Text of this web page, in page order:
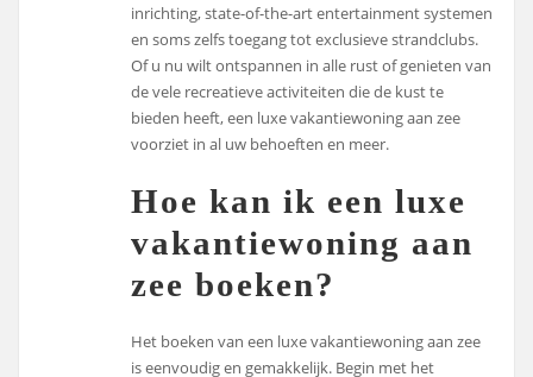
inrichting, state-of-the-art entertainment systemen
en soms zelfs toegang tot exclusieve strandclubs.
Of u nu wilt ontspannen in alle rust of genieten van
de vele recreatieve activiteiten die de kust te
bieden heeft, een luxe vakantiewoning aan zee
voorziet in al uw behoeften en meer.
Hoe kan ik een luxe
vakantiewoning aan
zee boeken?
Het boeken van een luxe vakantiewoning aan zee
is eenvoudig en gemakkelijk. Begin met het